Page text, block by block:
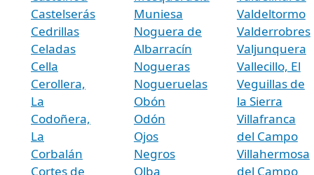
Castelserás
Cedrillas
Celadas
Cella
Cerollera,
La
Codoñera,
La
Corbalán
Cortes de
Muniesa
Noguera de
Albarracín
Nogueras
Nogueruelas
Obón
Odón
Ojos
Negros
Olba
Valdeltormo
Valderrobres
Valjunquera
Vallecillo, El
Veguillas de
la Sierra
Villafranca
del Campo
Villahermosa
del Campo